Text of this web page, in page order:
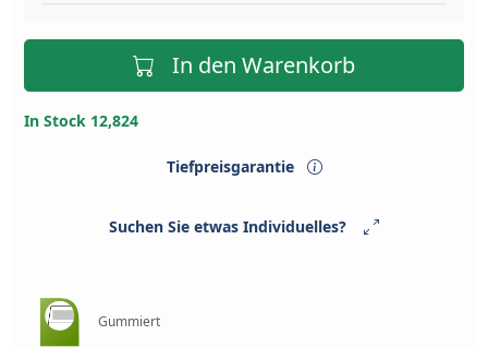
In den Warenkorb
In Stock 12,824
Tiefpreisgarantie
Suchen Sie etwas Individuelles?
Gummiert